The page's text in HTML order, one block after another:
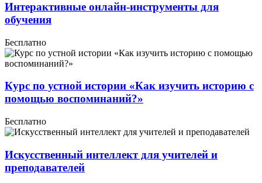
Интерактивные онлайн-инструменты для
обучения
Бесплатно
Курс по устной истории «Как изучить историю с
помощью воспоминаний?»
Бесплатно
Искусственный интеллект для учителей и
преподавателей